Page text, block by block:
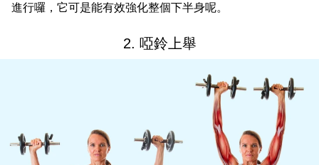
進行囉，它可是能有效強化整個下半身呢。
2. 啞鈴上舉